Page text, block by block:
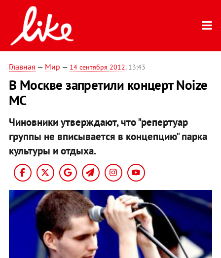
Главная — Мир — 14 сентября 2012, 13:43
В Москве запретили концерт Noize
MC
Чиновники утверждают, что "репертуар
группы не вписывается в концепцию" парка
культуры и отдыха.